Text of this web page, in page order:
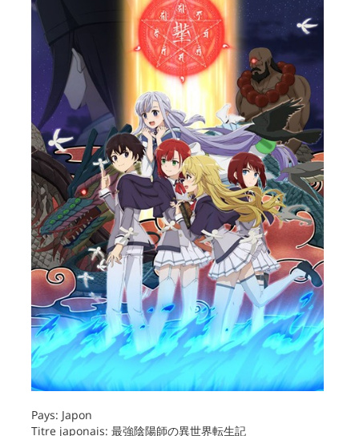
Pays: Japon
Titre japonais: 最強陰陽師の異世界転生記